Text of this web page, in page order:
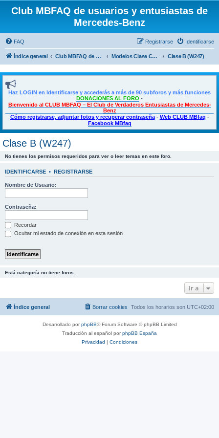
Club MBFAQ de usuarios y entusiastas de
Mercedes-Benz
FAQ Identificarse
Registrarse
Índice general Club MBFAQ de usuarios y entusiastas de Mercedes Benz Modelos Clase CLA, Clase A, Shooting Brake y Clase B Clase B (W247)
Haz LOGIN en Identificarse y accederás a más de 90 subforos y más funciones
DONACIONES AL FORO -
Bienvenido al CLUB MBFAQ – El Club de Verdaderos Entusiastas de Mercedes-
Benz
Cómo registrarse, adjuntar fotos y recuperar contraseña- Web CLUB MBfaq -
Facebook MBfaq
Clase B (W247)
No tienes los permisos requeridos para ver o leer temas en este foro.
IDENTIFICARSE • REGISTRARSE
Nombre de Usuario:
Contraseña:
Recordar
Ocultar mi estado de conexión en esta sesión
Está categoría no tiene foros.
Ir a
Índice general Todos los horarios son UTC+02:00
Borrar cookies
Desarrollado porphpBB® Forum Software © phpBB Limited
Traducción al español porphpBB España
Privacidad | Condiciones